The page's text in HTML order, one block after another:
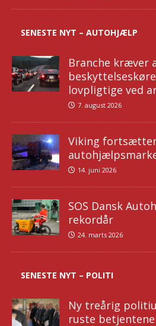
SENESTE NYT – AUTOHJÆLP
Branche kræver
lovpligtige ved
7. august 2026
Viking
14. juni 2026
SOS Dansk
rekordår
24. marts 2026
SENESTE NYT – POLITI
Ny treårig
ruste